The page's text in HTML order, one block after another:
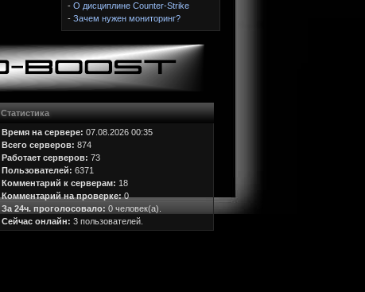
- О дисциплине Counter-Strike
- Зачем нужен мониторинг?
Статистика
Время на сервере: 07.08.2026 00:35
Всего серверов: 874
Работает серверов: 73
Пользователей: 6371
Комментарий к серверам: 18
Комментарий на проверке:0
За 24ч. проголосовало: 0 человек(а).
Сейчас онлайн: 3 пользователей.